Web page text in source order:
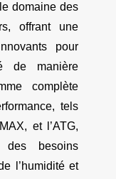
domaine des
offrant une
pour
de manière
complète
tels
et l’ATG,
besoins
l’humidité et